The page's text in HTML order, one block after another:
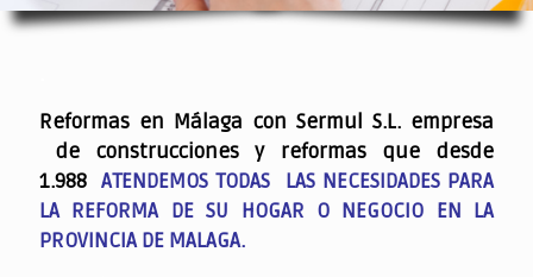
Reformas en Málaga con Sermul S.L. empresa
de construcciones y reformas que desde
1.988ATENDEMOS TODAS LAS NECESIDADES PARA
LA REFORMA DE SU HOGAR O NEGOCIO EN LA
PROVINCIA DE MALAGA.